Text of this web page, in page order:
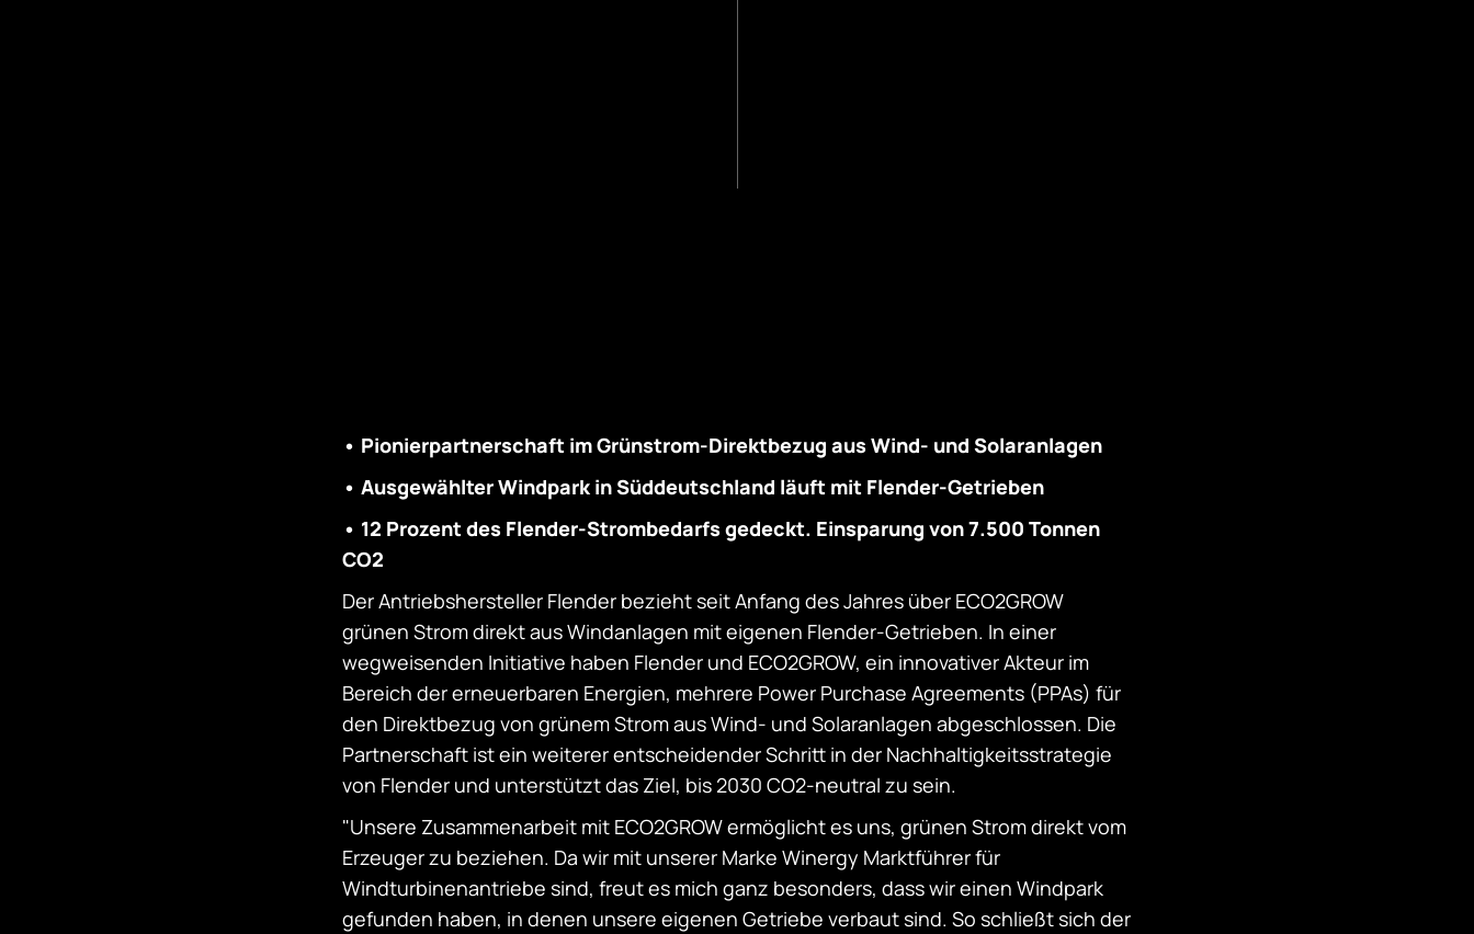
• Pionierpartnerschaft im Grünstrom-Direktbezug aus Wind- und Solaranlagen
• Ausgewählter Windpark in Süddeutschland läuft mit Flender-Getrieben
• 12 Prozent des Flender-Strombedarfs gedeckt. Einsparung von 7.500 Tonnen
CO2
Der Antriebshersteller Flender bezieht seit Anfang des Jahres über ECO2GROW
grünen Strom direkt aus Windanlagen mit eigenen Flender-Getrieben. In einer
wegweisenden Initiative haben Flender und ECO2GROW, ein innovativer Akteur im
Bereich der erneuerbaren Energien, mehrere Power Purchase Agreements (PPAs) für
den Direktbezug von grünem Strom aus Wind- und Solaranlagen abgeschlossen. Die
Partnerschaft ist ein weiterer entscheidender Schritt in der Nachhaltigkeitsstrategie
von Flender und unterstützt das Ziel, bis 2030 CO2-neutral zu sein.
"Unsere Zusammenarbeit mit ECO2GROW ermöglicht es uns, grünen Strom direkt vom
Erzeuger zu beziehen. Da wir mit unserer Marke Winergy Marktführer für
Windturbinenantriebe sind, freut es mich ganz besonders, dass wir einen Windpark
gefunden haben, in denen unsere eigenen Getriebe verbaut sind. So schließt sich der